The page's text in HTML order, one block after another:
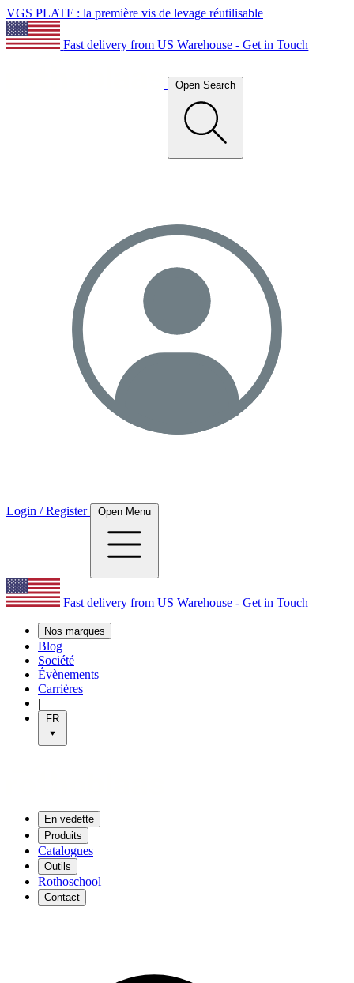
VGS PLATE : la première vis de levage réutilisable
Fast delivery from US Warehouse - Get in Touch
Open Search
Login / Register Open Menu
Fast delivery from US Warehouse - Get in Touch
Nos marques
Blog
Société
Évènements
Carrières
|
FR
En vedette
Produits
Catalogues
Outils
Rothoschool
Contact